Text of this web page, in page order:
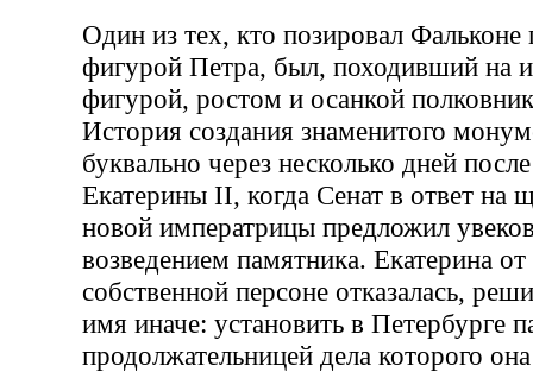
Один из тех, кто позировал Фальконе
фигурой Петра, был, походивший на
фигурой, ростом и осанкой
История создания знаменитого
буквально через несколько дней
Екатерины II, когда Сенат в ответ на
новой императрицы предложил
возведением памятника. Екатерина
собственной персоне отказалась,
имя иначе: установить в Петербурге
продолжательницей дела которого